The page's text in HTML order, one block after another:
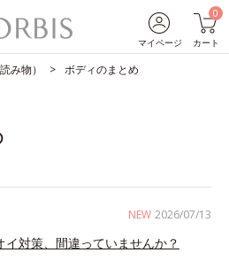
マイページ
0
カート
み物） ボディのまとめ
NEW 2026/07/13
イ対策、間違っていませんか？